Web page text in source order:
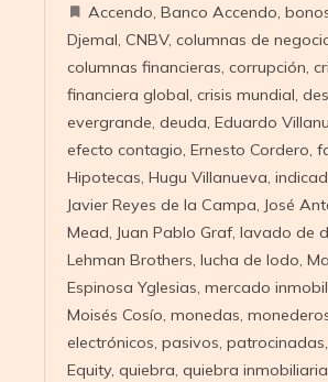
Accendo, Banco Accendo,
Djemal, CNBV, columnas de
columnas financieras, corrupción,
financiera global, crisis mundial,
evergrande, deuda, Eduardo
efecto contagio, Ernesto Cordero,
Hipotecas, Hugu Villanueva,
Javier Reyes de la Campa, José
Mead, Juan Pablo Graf, lavado de
Lehman Brothers, lucha de lodo,
Espinosa Yglesias, mercado
Moisés Cosío, monedas,
electrónicos, pasivos, patrocinadas,
Equity, quiebra, quiebra